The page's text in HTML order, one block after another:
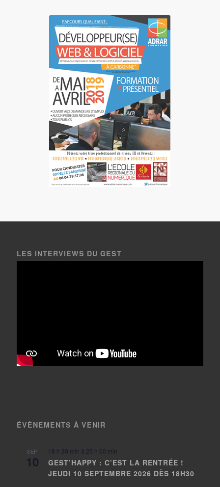
LES INTERVIEWS DU GEST
ÉVÈNEMENTS À VENIR
SEP
10
18 h 30 min à 23 h 00 min
GEST’HAPPY : C’EST LA RENTRÉE !
JEUDI 10 SEPTEMBRE 2026 DÈS 18H30